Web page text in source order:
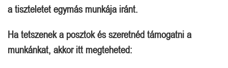
a tiszteletet egymás munkája iránt.
Ha tetszenek a posztok és szeretnéd támogatni a
munkánkat, akkor itt megteheted: